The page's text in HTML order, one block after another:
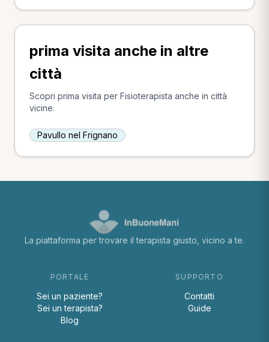
prima visita anche in altre
città
Scopri prima visita per Fisioterapista anche in città
vicine.
Pavullo nel Frignano
La piattaforma per trovare il terapista giusto, vicino a te.
PORTALE
Sei un paziente?
Sei un terapista?
Blog
SUPPORTO
Contatti
Guide